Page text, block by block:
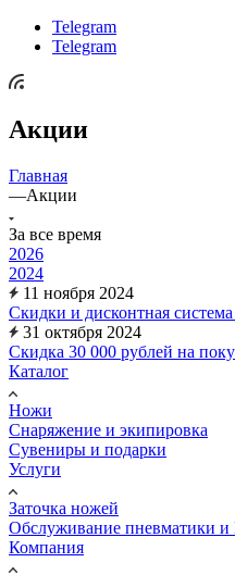
Telegram
Telegram
Акции
Главная
—Акции
За все время
2026
2024
11 ноября 2024
Скидки и дисконтная
31 октября 2024
Скидка 30 000 рублей на
Каталог
Ножи
Снаряжение и экипировка
Сувениры и подарки
Услуги
Заточка ножей
Обслуживание пневматики
Компания